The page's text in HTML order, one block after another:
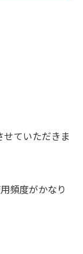
せていただきま
頻度がかなり